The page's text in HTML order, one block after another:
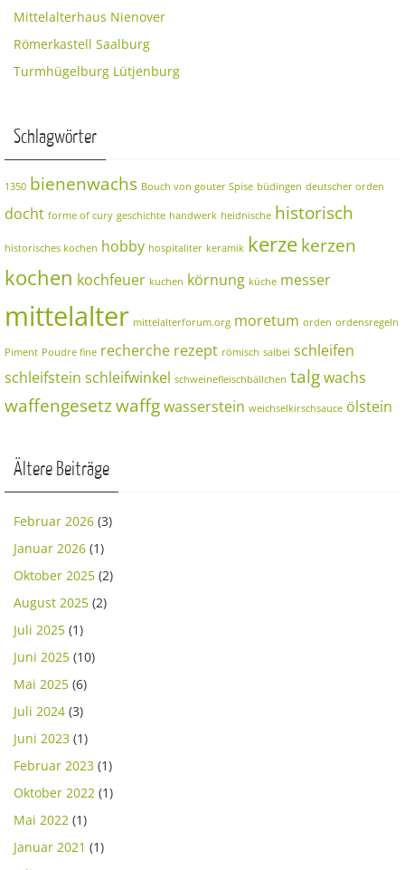
Mittelalterhaus Nienover
Römerkastell Saalburg
Turmhügelburg Lütjenburg
Schlagwörter
1350 bienenwachs Bouch von gouter Spise büdingen deutscher orden
docht forme of cury geschichte handwerk heidnische historisch
historisches kochen hobby hospitaliter keramik kerzekerzen
kochen kochfeuer kuchen körnung küche messer
mittelalter mittelalterforum.org moretum orden ordensregeln
Piment Poudre fine recherche rezept römisch salbei schleifen
schleifstein schleifwinkel schweinefleischbällchen talgwachs
waffengesetzwaffgwasserstein weichselkirschsauce ölstein
Ältere Beiträge
Februar 2026 (3)
Januar 2026 (1)
Oktober 2025 (2)
August 2025 (2)
Juli 2025 (1)
Juni 2025 (10)
Mai 2025 (6)
Juli 2024 (3)
Juni 2023 (1)
Februar 2023 (1)
Oktober 2022 (1)
Mai 2022 (1)
Januar 2021 (1)